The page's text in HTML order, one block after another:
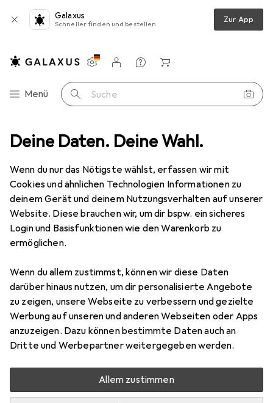
Deine Daten. Deine Wahl.
Wenn du nur das Nötigste wählst, erfassen wir mit
Cookies und ähnlichen Technologien Informationen zu
deinem Gerät und deinem Nutzungsverhalten auf unserer
Website. Diese brauchen wir, um dir bspw. ein sicheres
Login und Basisfunktionen wie den Warenkorb zu
ermöglichen.
Wenn du allem zustimmst, können wir diese Daten
darüber hinaus nutzen, um dir personalisierte Angebote
zu zeigen, unsere Webseite zu verbessern und gezielte
Werbung auf unseren und anderen Webseiten oder Apps
anzuzeigen. Dazu können bestimmte Daten auch an
Dritte und Werbepartner weitergegeben werden.
Allem zustimmen
Galaxus
Schneller finden und bestellen Zur App
Navigation nach Kategorien
Menü Suche
Einstellungen
Kundenkonto
Vergleichslisten
Merklisten
Warenkorb
Schrauben + Bohren Bohrereinsatz Titex Spiralbohrer
2 Bilder
TitexSpiralbohrer
Preis in EUR inkl. MwSt.
EUR
16,90
9
Bewertungen Marke
Mehr von Titex
Zwischen Do, 20.8. und Fr, 4.9. geliefert
Mehr als 10 Stück an Lager beim Lieferanten